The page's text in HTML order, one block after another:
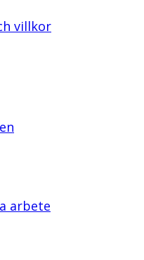
villkor
arbete